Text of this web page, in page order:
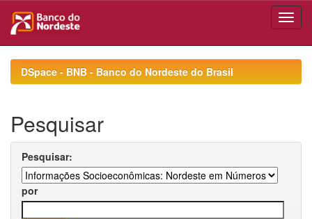
navigationDSpace - BNB - Banco do Nordeste do Brasil
Pesquisar
Pesquisar:
por